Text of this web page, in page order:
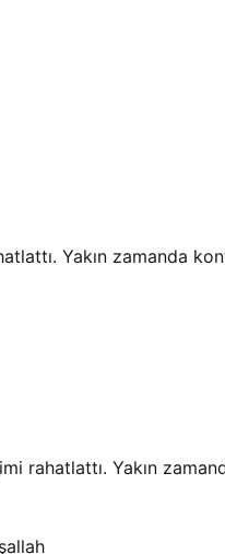
Yakın zamanda
rahatlattı. Yakın